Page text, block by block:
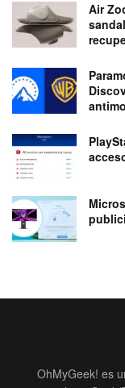
Air
OhMyGeek! es